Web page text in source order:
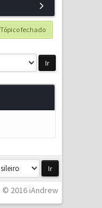
Tópico fechado
© 2016 iAndrew